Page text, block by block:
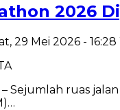
2026
29 Mei 2026 -
Sejumlah ruas